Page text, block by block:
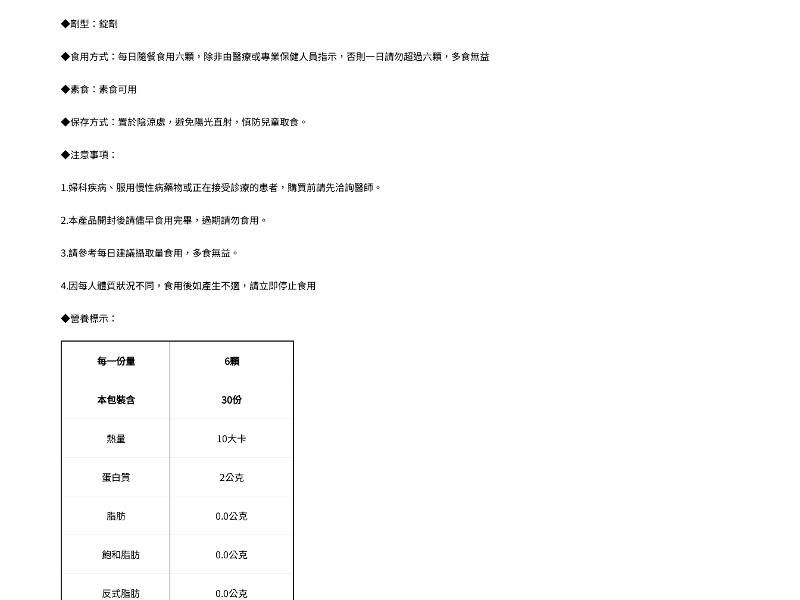
◆劑型：錠劑
◆食用方式：每日隨餐食用六顆，除非由醫療或專業保健人員指示，否則一日請勿超過六顆，多食無益
◆素食：素食可用
◆保存方式：置於陰涼處，避免陽光直射，慎防兒童取食。
◆注意事項：
1.婦科疾病、服用慢性病藥物或正在接受診療的患者，購買前請先洽詢醫師。
2.本產品開封後請儘早食用完畢，過期請勿食用。
3.請參考每日建議攝取量食用，多食無益。
4.因每人體質狀況不同，食用後如產生不適，請立即停止食用
◆營養標示：
每一份量 6顆
本包裝含 30份
熱量 10大卡
蛋白質 2公克
脂肪 0.0公克
飽和脂肪 0.0公克
反式脂肪 0.0公克